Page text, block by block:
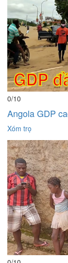
0/10
Angola GDP
Xóm trọ